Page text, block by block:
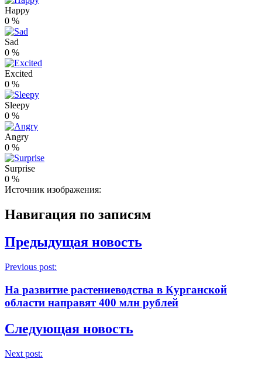
Happy
0 %
Sad
0 %
Excited
0 %
Sleepy
0 %
Angry
0 %
Surprise
0 %
Источник изображения:
Навигация по записям
Предыдущая новость
Previous post:
На развитие растениеводства в Курганской
области направят 400 млн рублей
Следующая новость
Next post: